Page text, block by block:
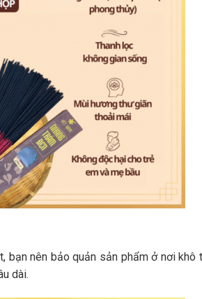
nên bảo quản sản phẩm ở nơi
dài.